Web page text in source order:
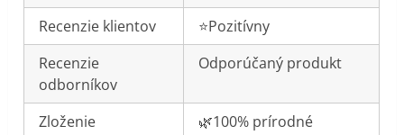
Recenzie klientov
⭐️Pozitívny
Recenzie
odborníkov
Odporúčaný produkt
Zloženie
🌿100% prírodné